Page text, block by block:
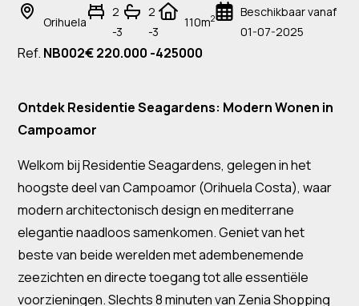
Orihuela
2
-3
2
-3
110m2
Beschikbaar vanaf
01-07-2025
Ref. NB002€ 220.000 -425000
Ontdek Residentie Seagardens: Modern Wonen in
Campoamor
Welkom bij Residentie Seagardens, gelegen in het
hoogste deel van Campoamor (Orihuela Costa), waar
modern architectonisch design en mediterrane
elegantie naadloos samenkomen. Geniet van het
beste van beide werelden met adembenemende
zeezichten en directe toegang tot alle essentiële
voorzieningen. Slechts 8 minuten van Zenia Shopping